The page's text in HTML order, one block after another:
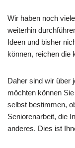
Wir haben noch
weiterhin
Ideen und bisher
können, reichen die
Daher sind wir über
möchten können
selbst bestimmen,
Seniorenarbeit, die
anderes. Dies ist